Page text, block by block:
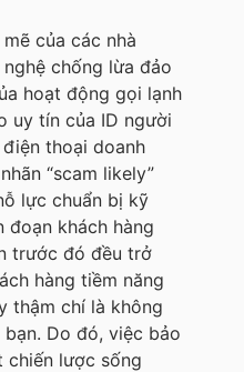
của các nhà
chống lừa đảo
hoạt động gọi lạnh
uy tín của ID người
thoại doanh
“scam likely”
lực chuẩn bị kỹ
đoạn khách hàng
trước đó đều trở
hàng tiềm năng
thậm chí là không
Do đó, việc bảo
chiến lược sống